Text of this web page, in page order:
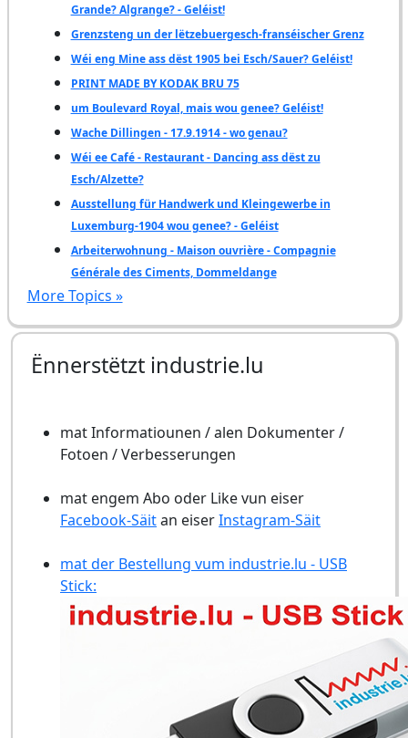
Grande? Algrange? - Geléist!
Grenzsteng un der lëtzebuergesch-franséischer Grenz
Wéi eng Mine ass dëst 1905 bei Esch/Sauer? Geléist!
PRINT MADE BY KODAK BRU 75
um Boulevard Royal, mais wou genee? Geléist!
Wache Dillingen - 17.9.1914 - wo genau?
Wéi ee Café - Restaurant - Dancing ass dëst zu
Esch/Alzette?
Ausstellung für Handwerk und Kleingewerbe in
Luxemburg-1904 wou genee? - Geléist
Arbeiterwohnung - Maison ouvrière - Compagnie
Générale des Ciments, Dommeldange
More Topics »
Ënnerstëtzt industrie.lu
mat Informatiounen / alen Dokumenter /
Fotoen / Verbesserungen
mat engem Abo oder Like vun eiser
Facebook-Säitan eiserInstagram-Säit
mat der Bestellung vum industrie.lu - USB
Stick: